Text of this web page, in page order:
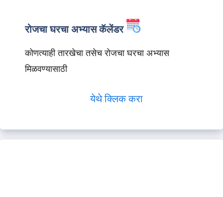
रोजचा घरचा अभ्यास कॅलेंडर
कोणत्याही तारखेचा तसेच रोजचा घरचा अभ्यास
मिळवण्यासाठी
येथे क्लिक करा